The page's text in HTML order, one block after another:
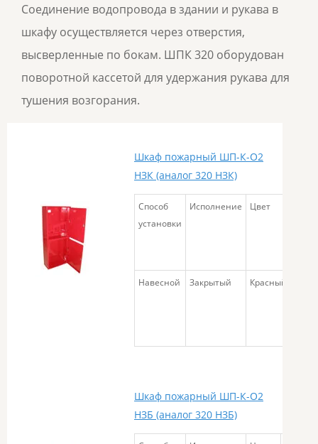
Соединение водопровода в здании и рукава в
шкафу осуществляется через отверстия,
высверленные по бокам. ШПК 320 оборудован
поворотной кассетой для удержания рукава для
тушения возгорания.
Шкаф пожарный ШП-К-О2
НЗК (аналог 320 НЗК)
Способ
установки
Исполнение Цвет
Навесной Закрытый Красный
Шкаф пожарный ШП-К-О2
НЗБ (аналог 320 НЗБ)